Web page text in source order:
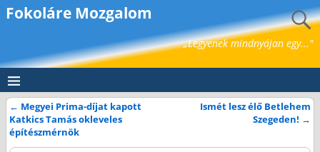
Fokoláre Mozgalom
„Legyenek mindnyájan egy..."
Bejegyzés navigáció
← Megyei Prima-díjat kapott
Katkics Tamás okleveles
építészmérnök
Ismét lesz élő Betlehem
Szegeden! →